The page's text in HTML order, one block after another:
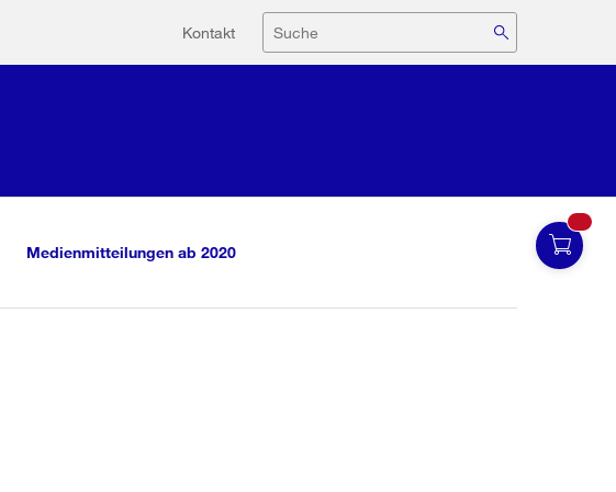
Hilfsnavigation
Kontakt Suche
Medienmitteilungen ab 2020